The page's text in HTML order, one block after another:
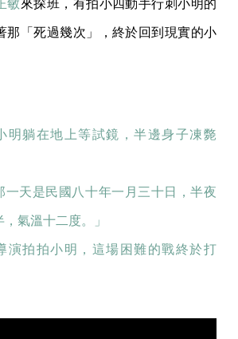
敏來探班，有拍小四動手行刺小明的
那「死過幾次」，終於回到現實的小
明躺在地上等試鏡，半邊身子凍斃
一天是民國八十年一月三十日，半夜
，氣溫十二度。」
演拍拍小明，這場困難的戰終於打